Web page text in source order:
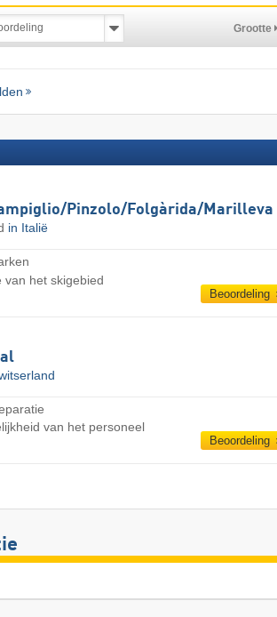
Grootte
​Pinzolo/​Folgàrida/​Marilleva
in Italië
van het skigebied
Beoordeling
van het personeel
Beoordeling